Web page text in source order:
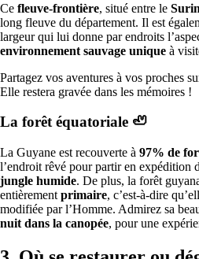
Ce fleuve-frontière, situé entre le
long fleuve du département. Il est
largeur qui lui donne par endroits
environnement sauvage unique à
Partagez vos aventures à vos proches
Elle restera gravée dans les mémoires !
La forêt équatoriale 🦥
La Guyane est recouverte à 97% de
l’endroit rêvé pour partir en expédition
jungle humide. De plus, la forêt
entièrement primaire, c’est-à-dire
modifiée par l’Homme. Admirez sa
nuit dans la canopée, pour une